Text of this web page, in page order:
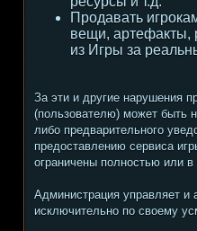
Продавать
вещи, артефакты,
из Игры за
За эти и другие нарушения
(пользователю) может быть
либо предварительного
предоставлению сервиса
ограничены полностью или в
Администрация управляет и
исключительно по своему